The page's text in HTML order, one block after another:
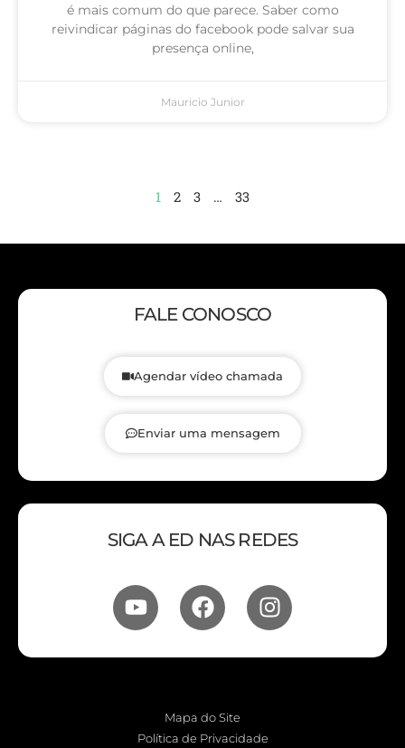
é mais comum do que parece. Saber como
reivindicar páginas do facebook pode salvar sua
presença online,
Mauricio Junior
1 2 3 … 33
FALE CONOSCO
Agendar vídeo chamada
Enviar uma mensagem
SIGA A ED NAS REDES
Mapa do Site
Política de Privacidade